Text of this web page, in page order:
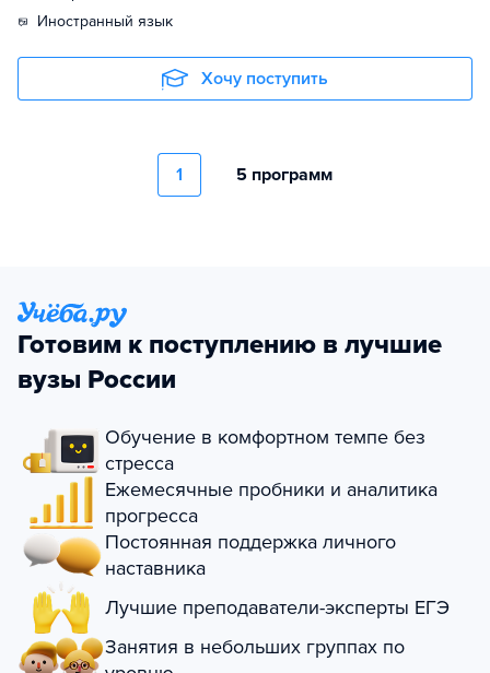
иностранный язык
Хочу поступить
1 5 программ
Готовим к поступлению в лучшие
вузы России
Обучение в комфортном темпе без
стресса
Ежемесячные пробники и аналитика
прогресса
Постоянная поддержка личного
наставника
Лучшие преподаватели-эксперты ЕГЭ
Занятия в небольших группах по